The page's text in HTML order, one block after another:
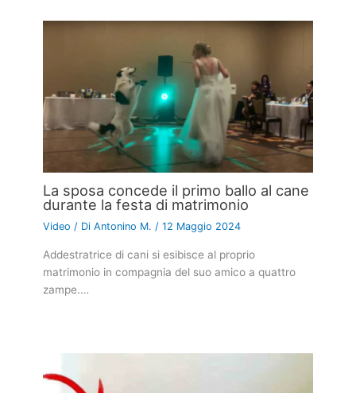
La sposa concede il primo ballo al cane
durante la festa di matrimonio
Video / DiAntonino M./12 Maggio 2024
Addestratrice di cani si esibisce al proprio
matrimonio in compagnia del suo amico a quattro
zampe.…